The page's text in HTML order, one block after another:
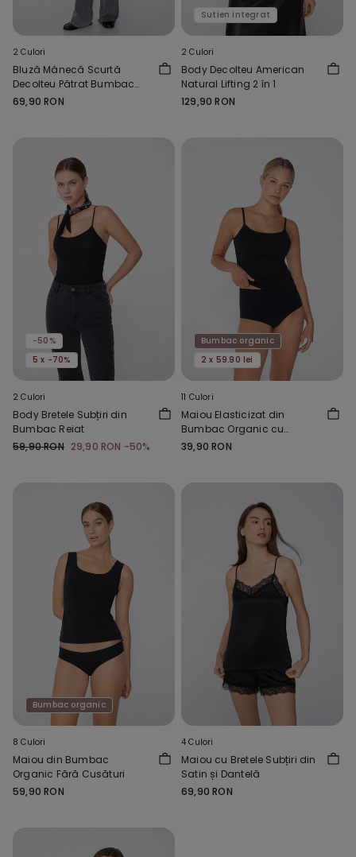
2 Culori
Bluză Mânecă Scurtă
Decolteu Pătrat Bumbac
Reiat
69,90 RON
Sutien integrat
2 Culori
Body Decolteu American
Natural Lifting 2 în 1
129,90 RON
-50%
5 x -70%
2 Culori
Body Bretele Subțiri din
Bumbac Reiat
59,90 RON 29,90 RON -50%
Bumbac organic
2 x 59.90 lei
11 Culori
Maiou Elasticizat din
Bumbac Organic cu
Decolteu Rotund
39,90 RON
Bumbac organic
8 Culori
Maiou din Bumbac
Organic Fără Cusături
59,90 RON
4 Culori
Maiou cu Bretele Subțiri din
Satin și Dantelă
69,90 RON